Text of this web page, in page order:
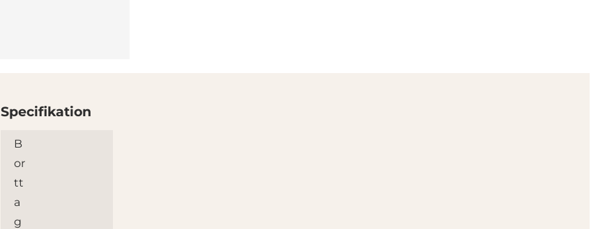
Specifikation
Specifikation
B
or
tt
a
g